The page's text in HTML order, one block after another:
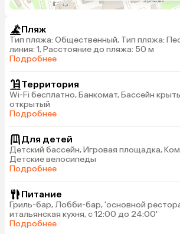
Пляж
Тип пляжа: Общественный, Тип пляжа:
линия: 1, Расстояние до пляжа: 50 м
Подробнее
Территория
Wi-Fi бесплатно, Банкомат, Бассейн
открытый
Подробнее
Для детей
Детский бассейн, Игровая площадка,
Детские велосипеды
Подробнее
Питание
Гриль-бар, Лобби-бар, 'основной
итальянская кухня, с 12:00 до 24:00'
Подробнее